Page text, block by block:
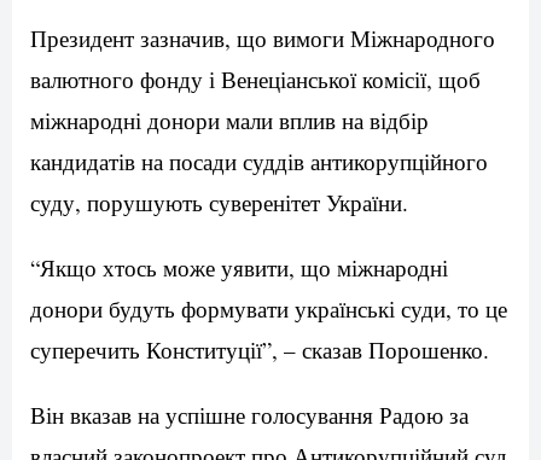
Президент зазначив, що вимоги Міжнародного
валютного фонду і Венеціанської комісії, щоб
міжнародні донори мали вплив на відбір
кандидатів на посади суддів антикорупційного
суду, порушують суверенітет України.
“Якщо хтось може уявити, що міжнародні
донори будуть формувати українські суди, то це
суперечить Конституції”, – сказав Порошенко.
Він вказав на успішне голосування Радою за